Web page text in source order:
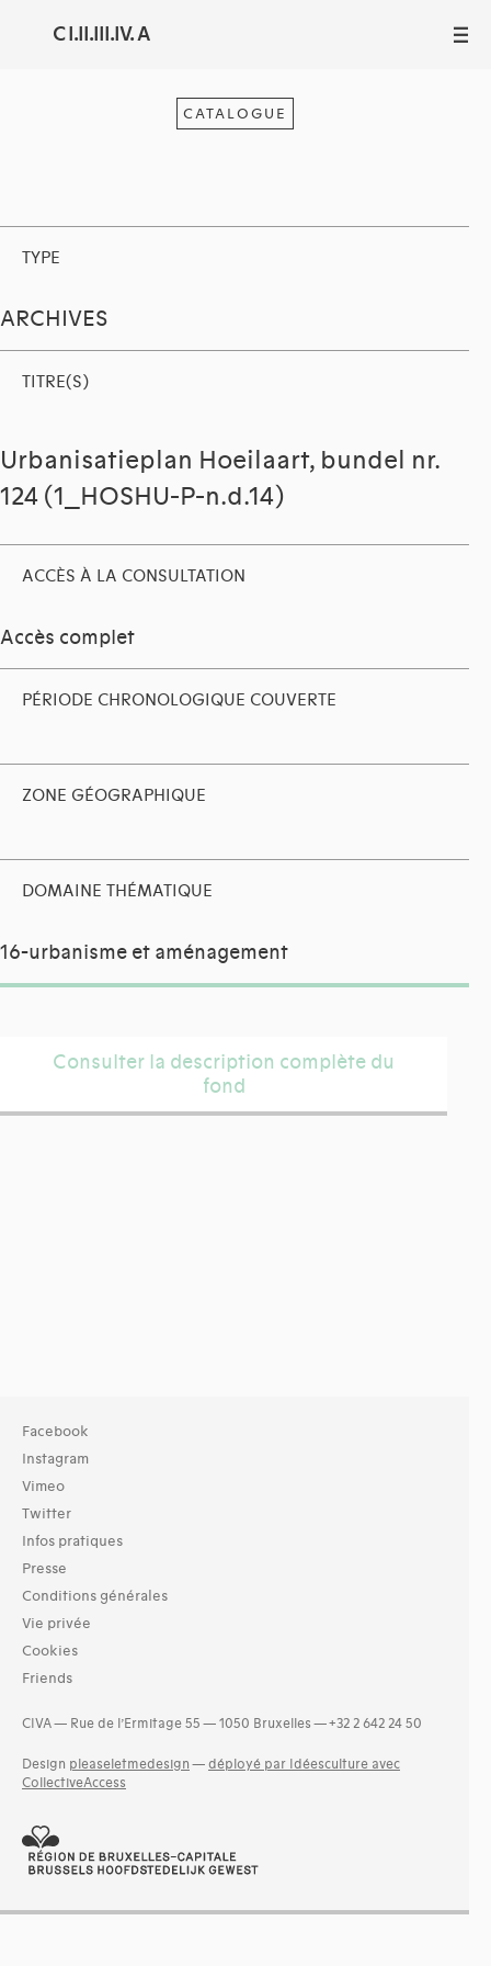
C I.II.III.IV. A III
CATALOGUE
TYPE
ARCHIVES
TITRE(S)
Urbanisatieplan Hoeilaart, bundel nr.
124 (1_HOSHU-P-n.d.14)
ACCÈS À LA CONSULTATION
Accès complet
PÉRIODE CHRONOLOGIQUE COUVERTE
ZONE GÉOGRAPHIQUE
DOMAINE THÉMATIQUE
16-urbanisme et aménagement
Consulter la description complète du
fond
Facebook
Instagram
Vimeo
Twitter
Infos pratiques
Presse
Conditions générales
Vie privée
Cookies
Friends
CIVA — Rue de l’Ermitage 55 — 1050 Bruxelles — +32 2 642 24 50
Design pleaseletmedesign — déployé par Idéesculture avec
CollectiveAccess